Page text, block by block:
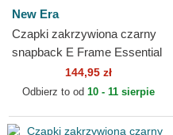
New Era
Czapki zakrzywiona czarny
snapback E Frame Essential
Las Vegas Raiders NFL New
Era
144,95 zł
Odbierz to od 10 - 11 sierpie